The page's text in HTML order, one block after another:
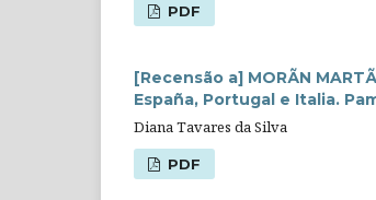
PDF
[Recensão a] MORÃN
España, Portugal e Italia.
Diana Tavares da Silva
PDF